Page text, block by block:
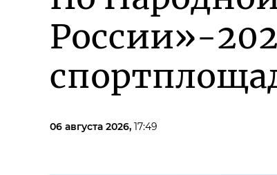
России»-
06 августа 2026, 17:49